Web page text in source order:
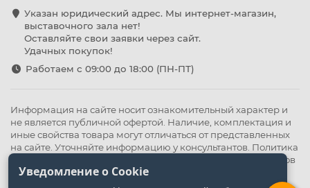
Указан юридический адрес. Мы интернет-магазин,
выставочного зала нет!
Оставляйте свои заявки через сайт.
Удачных покупок!
Работаем с 09:00 до 18:00 (ПН-ПТ)
Информация на сайте носит ознакомительный характер и
не является публичной офертой. Наличие, комплектация и
иные свойства товара могут отличаться от представленных
на сайте. Уточняйте информацию у консультантов. Политика
Политика обработки файлов
cookie
Уведомление о Cookie